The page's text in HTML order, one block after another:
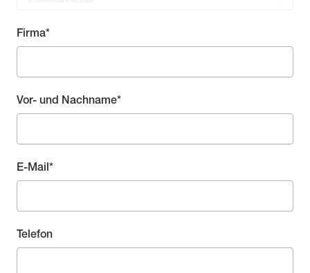
Pflichtfeld
Firma*
Pflichtfeld
Vor- und Nachname*
Pflichtfeld
E-Mail*
Telefon